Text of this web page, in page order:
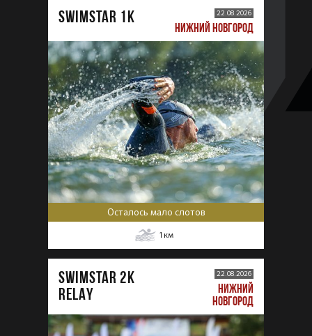
SWIMSTAR 1K 22.08.2026
НИЖНИЙ НОВГОРОД
Осталось мало слотов
1 км
SWIMSTAR 2K
RELAY
22.08.2026
НИЖНИЙ
НОВГОРОД